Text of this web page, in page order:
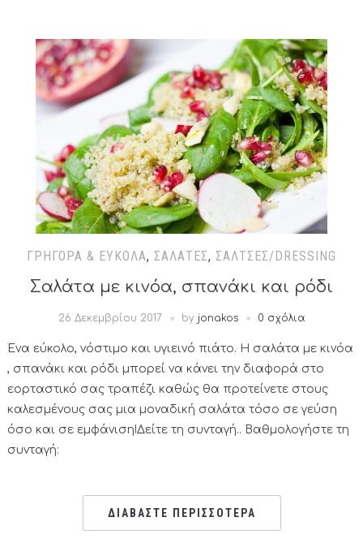
ΓΡΉΓΟΡΑ & ΕΎΚΟΛΑ, ΣΑΛΆΤΕΣ, ΣΆΛΤΣΕΣ/DRESSING
Σαλάτα με κινόα, σπανάκι και ρόδι
26 Δεκεμβρίου 2017 by jonakos 0 σχόλια
Ένα εύκολο, νόστιμο και υγιεινό πιάτο. Η σαλάτα με κινόα
, σπανάκι και ρόδι μπορεί να κάνει την διαφορά στο
εορταστικό σας τραπέζι καθώς θα προτείνετε στους
καλεσμένους σας μια μοναδική σαλάτα τόσο σε γεύση
όσο και σε εμφάνιση!Δείτε τη συνταγή.. Βαθμολογήστε τη
συνταγή:
ΔΙΑΒΑΣΤΕ ΠΕΡΙΣΣΟΤΕΡΑ